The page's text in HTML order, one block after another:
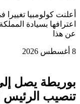
أعلنت كولومبيا
اعترافها بسيادة
عن هذا
8 أغسطس 2026
بوريطة يصل
تنصيب الرئيس